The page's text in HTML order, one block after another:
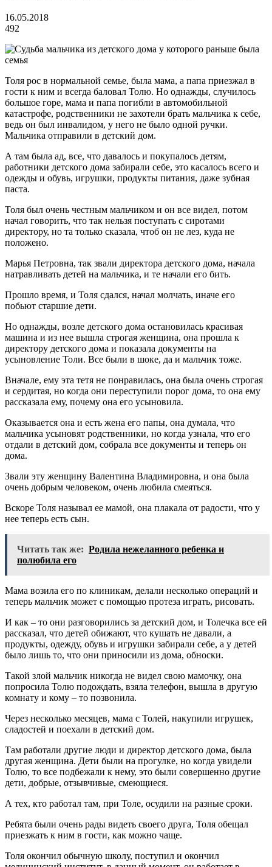
16.05.2018
492
Толя рос в нормальной семье, была мама, а папа приезжал в
гости к ним и всегда баловал Толю. Но однажды, случилось
большое горе, мама и папа погибли в автомобильной
катастрофе, родственники не захотели брать мальчика к себе,
ведь он был инвалидом, у него не было одной ручки.
Мальчика отправили в детский дом.
А там была ад, все, что давалось и покупалось детям,
работники детского дома забирали себе, это касалось всего и
одежды и обувь, игрушки, продукты питания, даже зубная
паста.
Толя был очень честным мальчиком и он все видел, потом
начал говорить, что так нельзя поступать с сиротами
директору, но та только сказала, чтоб он не лез, куда не
положено.
Марья Петровна, так звали директора детского дома, начала
натравливать детей на мальчика, и те начали его бить.
Прошло время, и Толя сдался, начал молчать, иначе его
побьют старшие дети.
Но однажды, возле детского дома остановилась красивая
машина и из нее вышла строгая женщина, она прошла к
директору детского дома и показала документы на
усыновление Толи. Все были в шоке, да и мальчик тоже.
Вначале, ему эта тетя не понравилась, она была очень строгая
и сердитая, но когда они переступили порог дома, то она ему
рассказала ему, почему она его усыновила.
Оказывается она и есть жена его папы, она думала, что
мальчика усыновят родственники, но когда узнала, что его
отдали в детский дом, собрала все документы и теперь он
дома.
Звали эту женщину Валентина Владимировна, и она была
очень добрым человеком, очень любила смеяться.
Вскоре Толя называл ее мамой, она плакала от радости, что у
нее теперь есть сын.
Читать так же: Родила нежеланного ребенка и
полюбила его
Мама возила его по клиникам, делали несколько операций и
теперь мальчик может с помощью протеза играть, рисовать.
И как – то они разговорились за детский дом, и Толечка все ей
рассказал, что детей обижают, что кушать не давали, а
продукты, одежду, обувь и игрушки забирали себе, а у детей
было лишь то, что они приносили из дома, обноски.
Такой злой мальчик никогда не видел свою мамочку, она
попросила Толю подождать, взяла телефон, вышла в другую
комнату и кому – то позвонила.
Через несколько месяцев, мама с Толей, накупили игрушек,
сладостей и поехали в детский дом.
Там работали другие люди и директор детского дома, была
другая женщина. Дети были на прогулке, но когда увидели
Толю, то все подбежали к нему, это были совершенно другие
дети, добрые, отзывчивые, смеющиеся.
А тех, кто работал там, при Толе, осудили на разные сроки.
Ребята были очень рады видеть своего друга, Толя обещал
приезжать к ним в гости, как можно чаще.
Толя окончил обычную школу, поступил и окончил